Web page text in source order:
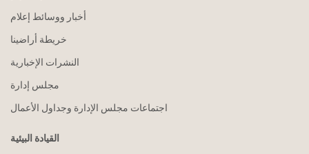
أخبار ووسائط إعلام
خريطة أراضينا
النشرات الإخبارية
مجلس إدارة
اجتماعات مجلس الإدارة وجداول الأعمال
القيادة البيئية